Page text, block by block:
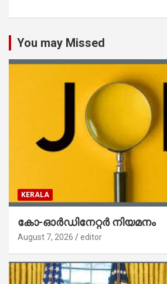
You may Missed
KERALA
കോ-ഓർഡിനേറ്റർ നിയമനം
August 7, 2026 editor